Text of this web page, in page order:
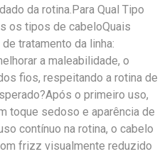
da rotina.Para Qual Tipo
os tipos de cabeloQuais
tratamento da linha:
a maleabilidade, o
fios, respeitando a rotina de
o primeiro uso,
toque sedoso e aparência de
contínuo na rotina, o cabelo
frizz visualmente reduzido